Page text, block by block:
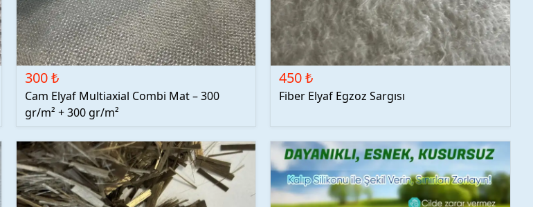
300 ₺
Cam Elyaf Multiaxial Combi Mat – 300
gr/m² + 300 gr/m²
450 ₺
Fiber Elyaf Egzoz Sargısı